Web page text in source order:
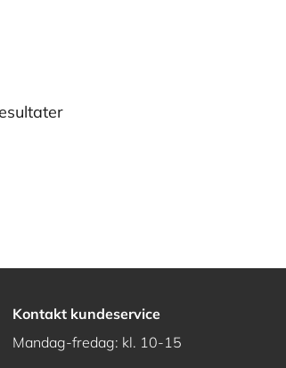
Kontakt kundeservice
Mandag-fredag: kl. 10-15